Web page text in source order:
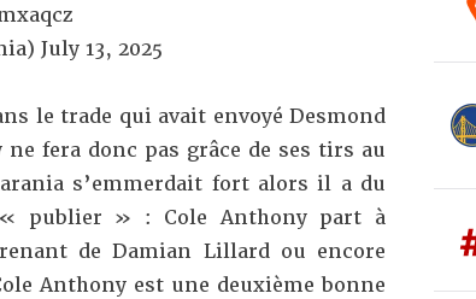
July 13, 2025
le trade qui avait envoyé Desmond
fera donc pas grâce de ses tirs au
s’emmerdait fort alors il a du
publier » : Cole Anthony part à
de Damian Lillard ou encore
Anthony est une deuxième bonne